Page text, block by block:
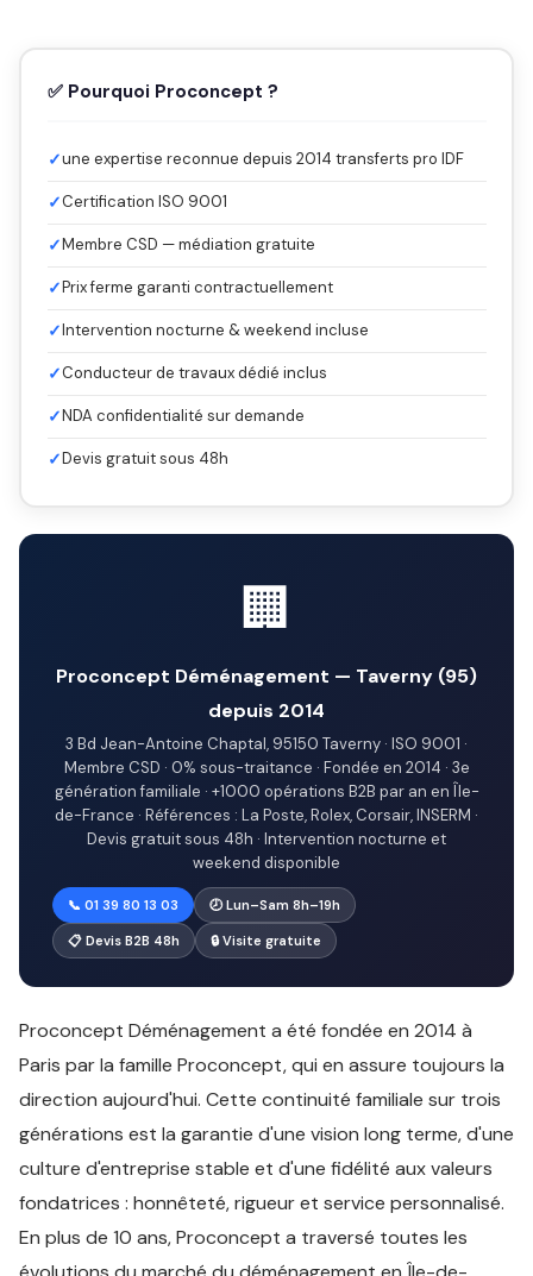
✅ Pourquoi Proconcept ?
✓une expertise reconnue depuis 2014 transferts pro IDF
✓Certification ISO 9001
✓Membre CSD — médiation gratuite
✓Prix ferme garanti contractuellement
✓Intervention nocturne & weekend incluse
✓Conducteur de travaux dédié inclus
✓NDA confidentialité sur demande
✓Devis gratuit sous 48h
🏢
Proconcept Déménagement — Taverny (95)
depuis 2014
3 Bd Jean-Antoine Chaptal, 95150 Taverny · ISO 9001 ·
Membre CSD · 0% sous-traitance · Fondée en 2014 · 3e
génération familiale · +1000 opérations B2B par an en Île-
de-France · Références : La Poste, Rolex, Corsair, INSERM ·
Devis gratuit sous 48h · Intervention nocturne et
weekend disponible
📞 01 39 80 13 03 🕗 Lun–Sam 8h–19h
📋 Devis B2B 48h 🔒 Visite gratuite
Proconcept Déménagement a été fondée en 2014 à
Paris par la famille Proconcept, qui en assure toujours la
direction aujourd'hui. Cette continuité familiale sur trois
générations est la garantie d'une vision long terme, d'une
culture d'entreprise stable et d'une fidélité aux valeurs
fondatrices : honnêteté, rigueur et service personnalisé.
En plus de 10 ans, Proconcept a traversé toutes les